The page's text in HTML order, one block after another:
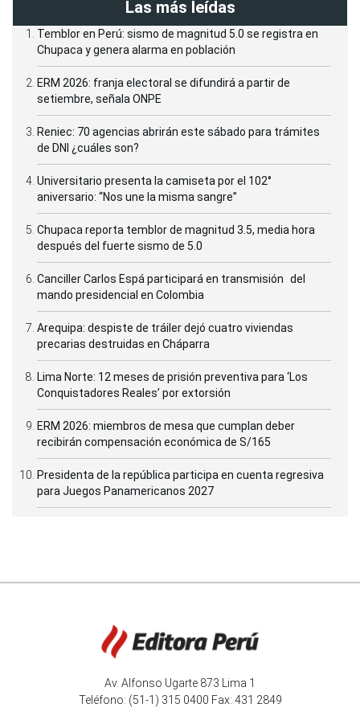
Las más leídas
Temblor en Perú: sismo de magnitud 5.0 se registra en
Chupaca y genera alarma en población
ERM 2026: franja electoral se difundirá a partir de
setiembre, señala ONPE
Reniec: 70 agencias abrirán este sábado para trámites
de DNI ¿cuáles son?
Universitario presenta la camiseta por el 102°
aniversario: “Nos une la misma sangre”
Chupaca reporta temblor de magnitud 3.5, media hora
después del fuerte sismo de 5.0
Canciller Carlos Espá participará en transmisión del
mando presidencial en Colombia
Arequipa: despiste de tráiler dejó cuatro viviendas
precarias destruidas en Cháparra
Lima Norte: 12 meses de prisión preventiva para ‘Los
Conquistadores Reales’ por extorsión
ERM 2026: miembros de mesa que cumplan deber
recibirán compensación económica de S/165
Presidenta de la república participa en cuenta regresiva
para Juegos Panamericanos 2027
Av. Alfonso Ugarte 873 Lima 1
Teléfono: (51-1) 315 0400 Fax: 431 2849